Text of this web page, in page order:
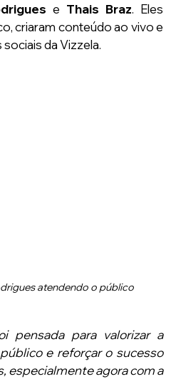
e Thais Braz. Eles
criaram conteúdo ao vivo e
da Vizzela.
atendendo o público
pensada para valorizar a
e reforçar o sucesso
especialmente agora com a